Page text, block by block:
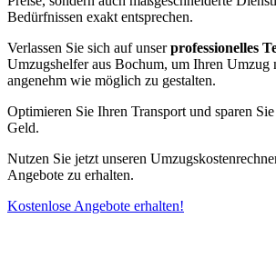
Bedürfnissen exakt entsprechen.
Verlassen Sie sich auf unserprofessionelles
Umzugshelfer aus Bochum, um Ihren Umzug
angenehm wie möglich zu gestalten.
Optimieren Sie Ihren Transport und sparen
Geld.
Nutzen Sie jetzt unseren
Angebote zu erhalten.
Kostenlose Angebote erhalten!